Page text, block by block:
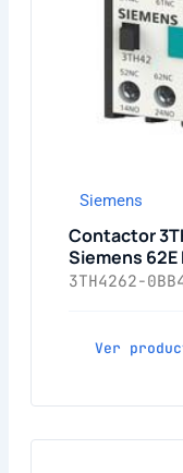
Siemens
Contactor
Siemens 62E
3TH4262-
Ver